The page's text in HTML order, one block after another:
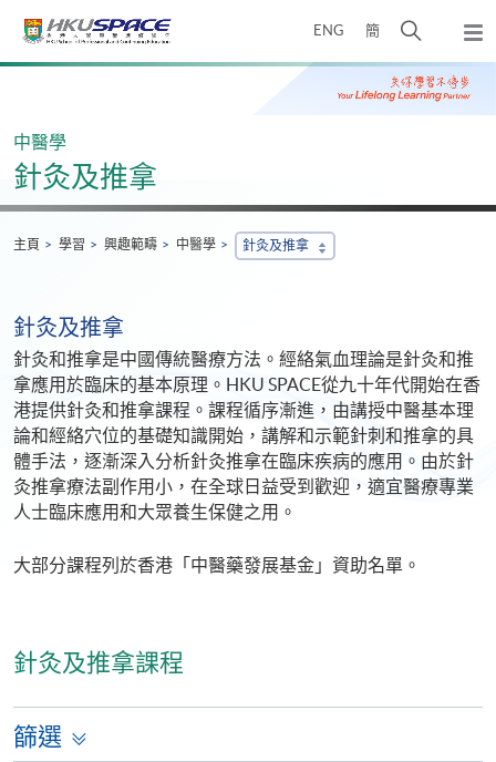
ENG 簡
開
搜
尋
彈
出
主
Main
中醫學
針灸及推拿
主頁 學習 興趣範疇 中醫學 針灸及推拿
針灸及推拿
針灸和推拿是中國傳統醫療方法。經絡氣血理論是針灸和推
拿應用於臨床的基本原理。HKU SPACE從九十年代開始在香
港提供針灸和推拿課程。課程循序漸進，由講授中醫基本理
論和經絡穴位的基礎知識開始，講解和示範針刺和推拿的具
體手法，逐漸深入分析針灸推拿在臨床疾病的應用。由於針
灸推拿療法副作用小，在全球日益受到歡迎，適宜醫療專業
人士臨床應用和大眾養生保健之用。
大部分課程列於香港「中醫藥發展基金」資助名單。
針灸及推拿課程
篩選